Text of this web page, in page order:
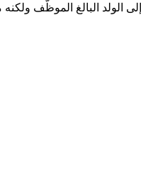
الولد البالغ الموظَّف ولكنه